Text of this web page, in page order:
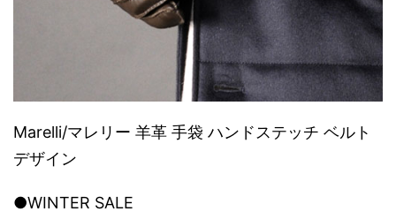
Marelli/マレリー 羊革 手袋 ハンドステッチ ベルト
デザイン
●WINTER SALE